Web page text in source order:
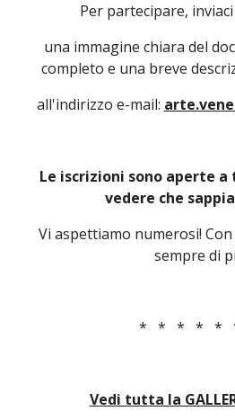
Per partecipare,
una immagine chiara del
completo e una breve
all'indirizzo e-mail:
Le iscrizioni sono aperte
vedere che
Vi aspettiamo numerosi!
sempre di
*   *   *   *   *
Vedi tutta la